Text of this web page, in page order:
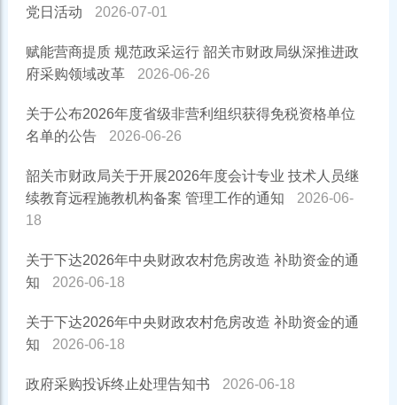
党日活动
2026-07-01
赋能营商提质 规范政采运行 韶关市财政局纵深推进政
府采购领域改革
2026-06-26
关于公布2026年度省级非营利组织获得免税资格单位
名单的公告
2026-06-26
韶关市财政局关于开展2026年度会计专业 技术人员继
续教育远程施教机构备案 管理工作的通知
2026-06-
18
关于下达2026年中央财政农村危房改造 补助资金的通
知
2026-06-18
关于下达2026年中央财政农村危房改造 补助资金的通
知
2026-06-18
政府采购投诉终止处理告知书 2026-06-18